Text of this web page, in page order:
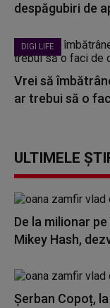
despăgubiri de
DIGI LIFE
Vrei să
ar trebui să o
ULTIMELE
De la milionar
Mikey Hash,
Șerban Copoț,